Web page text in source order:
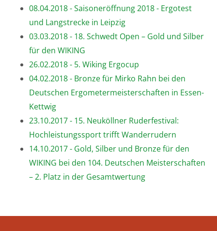
08.04.2018 - Saisoneröffnung 2018 - Ergotest
und Langstrecke in Leipzig
03.03.2018 - 18. Schwedt Open – Gold und Silber
für den WIKING
26.02.2018 - 5. Wiking Ergocup
04.02.2018 - Bronze für Mirko Rahn bei den
Deutschen Ergometermeisterschaften in Essen-
Kettwig
23.10.2017 - 15. Neuköllner Ruderfestival:
Hochleistungssport trifft Wanderrudern
14.10.2017 - Gold, Silber und Bronze für den
WIKING bei den 104. Deutschen Meisterschaften
– 2. Platz in der Gesamtwertung